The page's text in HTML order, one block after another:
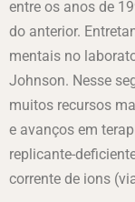
entre os anos de
do anterior.
mentais no
Johnson. Nesse
muitos recursos
e avanços em
replicante-
corrente de ions